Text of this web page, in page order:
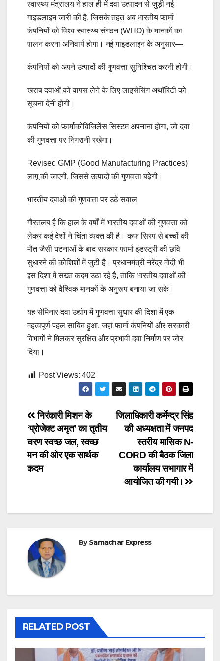
स्वास्थ्य मंत्रालय ने हाल ही में दवा उत्पादन से जुड़ी नई
गाइडलाइन जारी की है, जिसके तहत अब भारतीय फार्मा
कंपनियों को विश्व स्वास्थ्य संगठन (WHO) के मानकों का
पालन करना अनिवार्य होगा। नई गाइडलाइन के अनुसार—
कंपनियों को अपने उत्पादों की गुणवत्ता सुनिश्चित करनी होगी।
खराब दवाओं को वापस लेने के लिए लाइसेंसिंग अथॉरिटी को
सूचना देनी होगी।
कंपनियों को फार्माकोविजिलेंस सिस्टम अपनाना होगा, जो दवा
की गुणवत्ता पर निगरानी रखेगा।
Revised GMP (Good Manufacturing Practices)
लागू की जाएगी, जिससे उत्पादों की गुणवत्ता बढ़ेगी।
भारतीय दवाओं की गुणवत्ता पर उठे सवाल
गौरतलब है कि हाल के वर्षों में भारतीय दवाओं की गुणवत्ता को
लेकर कई देशों ने चिंता व्यक्त की है। कफ सिरप से बच्चों की
मौत जैसी घटनाओं के बाद सरकार फार्मा इंडस्ट्री की छवि
सुधारने की कोशिशों में जुटी है। प्रधानमंत्री नरेंद्र मोदी भी
इस दिशा में सख्त कदम उठा रहे हैं, ताकि भारतीय दवाओं की
गुणवत्ता को वैश्विक मानकों के अनुरूप बनाया जा सके।
यह सेमिनार दवा उद्योग में गुणवत्ता सुधार की दिशा में एक
महत्वपूर्ण पहल साबित हुआ, जहां फार्मा कंपनियों और सरकारी
विभागों ने मिलकर सुरक्षित और प्रभावी दवा निर्माण पर जोर
दिया।
Post Views: 402
Post
navigation
जिलाधिकारी कर्मेन्द्र सिंह
की अध्यक्षता में जनपद
स्तरीय मासिक N-
CORD की बैठक जिला
कार्यालय सभागार में
आयोजित की गयी I
निरंकारी मिशन के
‘प्रोजेक्ट अमृत’ का तृतीय
चरण स्वच्छ जल, स्वच्छ
मन की ओर एक सार्थक
कदम
BySamachar Express
RELATED POST